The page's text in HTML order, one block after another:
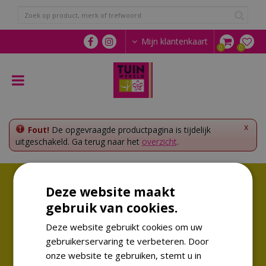
n
a
Mijn klantenkaart
x
Fout! De opgevraagde productpagina is tijdelijk
uitgeschakeld. Ga terug naar het overzicht.
Volg ons!
Altijd op de hoogte van de laatste trends
Deze website maakt
gebruik van cookies.
Deze website gebruikt cookies om uw
gebruikerservaring te verbeteren. Door
onze website te gebruiken, stemt u in